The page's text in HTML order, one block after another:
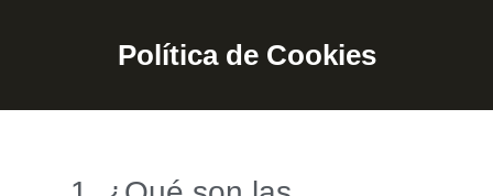
Política de Cookies